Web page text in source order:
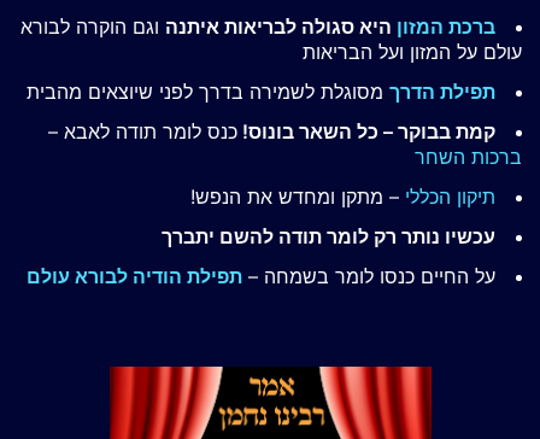
ברכת המזון היא סגולה לבריאות איתנה וגם הוקרה לבורא
עולם על המזון ועל הבריאות
תפילת הדרך מסוגלת לשמירה בדרך לפני שיוצאים מהבית
קמת בבוקר – כל השאר בונוס! כנס לומר תודה לאבא –
ברכות השחר
תיקון הכללי – מתקן ומחדש את הנפש!
עכשיו נותר רק לומר תודה להשם יתברך
על החיים כנסו לומר בשמחה – תפילת הודיה לבורא עולם